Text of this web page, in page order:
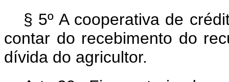
§ 5º A cooperativa de
contar do recebimento do
dívida do agricultor.